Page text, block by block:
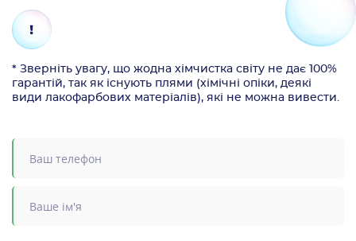
* Зверніть увагу, що жодна хімчистка світу не дає 100%
гарантій, так як існують плями (хімічні опіки, деякі
види лакофарбових матеріалів), які не можна вивести.